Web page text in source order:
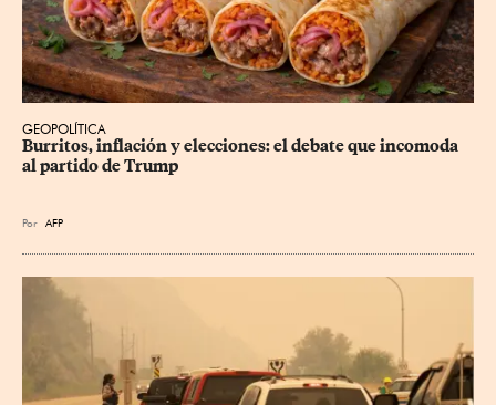
GEOPOLÍTICA
Burritos, inflación y elecciones: el debate que incomoda
al partido de Trump
Por AFP